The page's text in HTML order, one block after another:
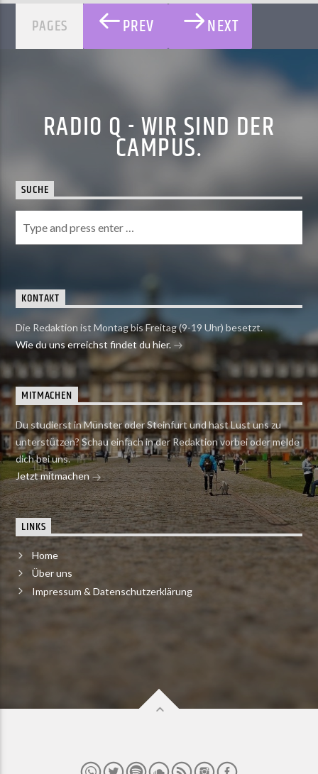
PAGES PREV NEXT
RADIO Q - WIR SIND DER
CAMPUS.
SUCHE
KONTAKT
Die Redaktion ist Montag bis Freitag (9-19 Uhr) besetzt.
Wie du uns erreichst findet du hier.
MITMACHEN
Du studierst in Münster oder Steinfurt und hast Lust uns zu
unterstützen? Schau einfach in der Redaktion vorbei oder melde
dich bei uns.
Jetzt mitmachen
LINKS
Home
Über uns
Impressum & Datenschutzerklärung